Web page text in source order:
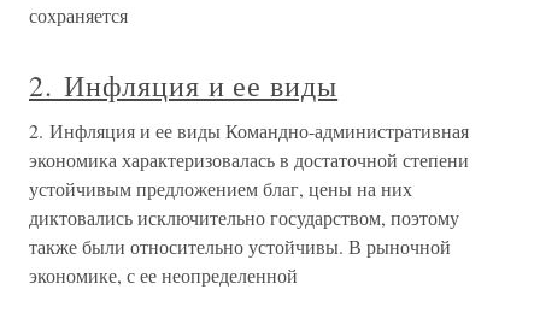
сохраняется
2. Инфляция и ее виды
2. Инфляция и ее виды Командно-административная
экономика характеризовалась в достаточной степени
устойчивым предложением благ, цены на них
диктовались исключительно государством, поэтому
также были относительно устойчивы. В рыночной
экономике, с ее неопределенной